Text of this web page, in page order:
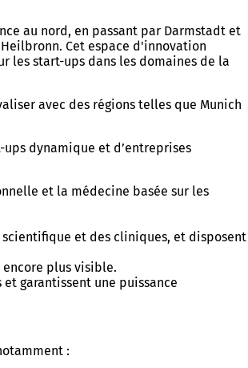
au nord, en passant par Darmstadt et
Cet espace d'innovation
les start-ups dans les domaines de la
avec des régions telles que Munich
dynamique et d’entreprises
et la médecine basée sur les
et des cliniques, et disposent
plus visible.
garantissent une puissance
: